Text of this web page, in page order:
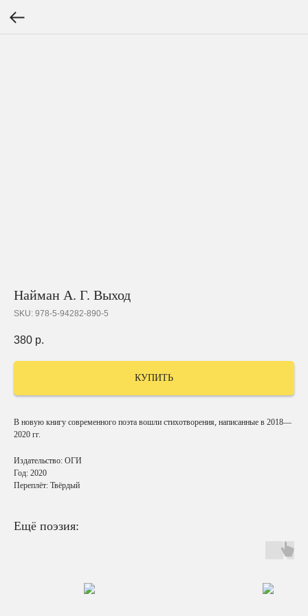
Найман А. Г. Выход
SKU: 978-5-94282-890-5
380 р.
КУПИТЬ
В новую книгу современного поэта вошли стихотворения, написанные в 2018—
2020 гг.
Издательство: ОГИ
Год: 2020
Переплёт: Твёрдый
Ещё поэзия: